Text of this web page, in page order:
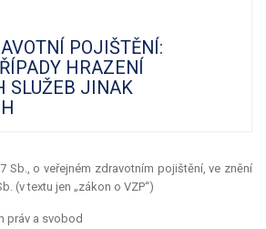
POJIŠTĚNÍ:
HRAZENÍ
SLUŽEB JINAK
Sb., o veřejném zdravotním pojištění, ve znění
(v textu jen „zákon o VZP“)
práv a svobod